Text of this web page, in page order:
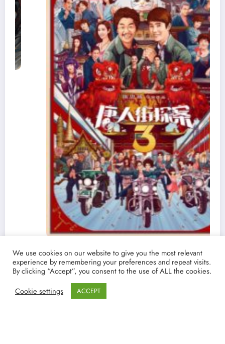
Ver y Descargar ‘Detective Chinatown 3’ |
Torrent castellano español | La película china
que supera en taquillla a Endgame
19/03/2021 lucenpop
We use cookies on our website to give you the most relevant
experience by remembering your preferences and repeat visits.
By clicking “Accept”, you consent to the use of ALL the cookies.
Cookie settings
ACCEPT